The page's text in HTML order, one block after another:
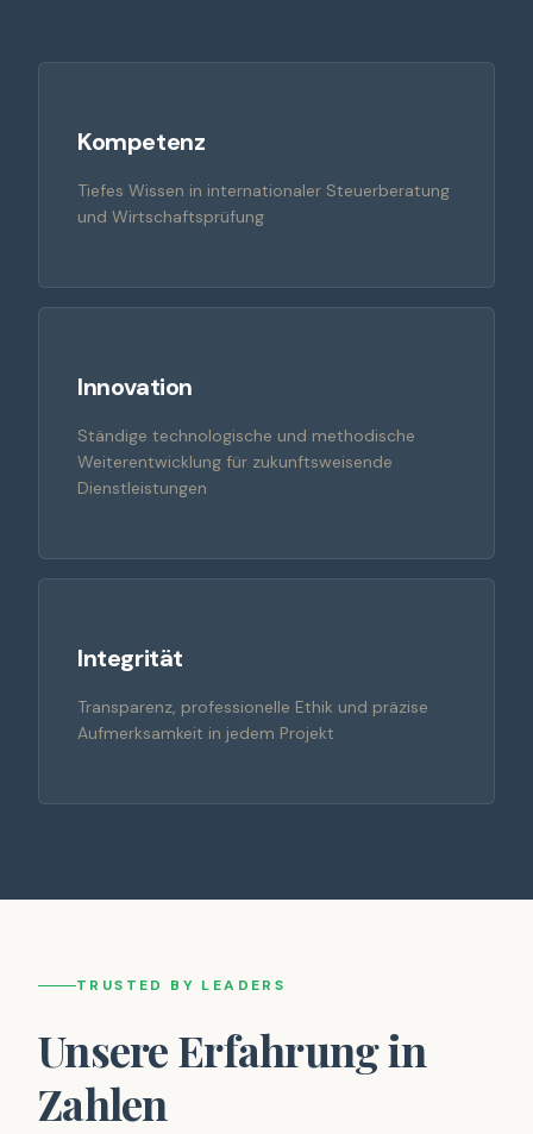
Kompetenz
Tiefes Wissen in internationaler Steuerberatung
und Wirtschaftsprüfung
Innovation
Ständige technologische und methodische
Weiterentwicklung für zukunftsweisende
Dienstleistungen
Integrität
Transparenz, professionelle Ethik und präzise
Aufmerksamkeit in jedem Projekt
TRUSTED BY LEADERS
Unsere Erfahrung in
Zahlen